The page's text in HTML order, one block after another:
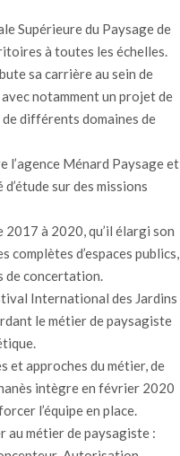
Supérieure du Paysage de
à toutes les échelles.
sa carrière au sein de
notamment un projet de
différents domaines de
l’agence Ménard Paysage et
sur des missions
2017 à 2020, qu’il élargi son
complètes d’espaces publics,
de concertation.
International des Jardins
le métier de paysagiste
et approches du métier, de
intègre en février 2020
l’équipe en place.
au métier de paysagiste :